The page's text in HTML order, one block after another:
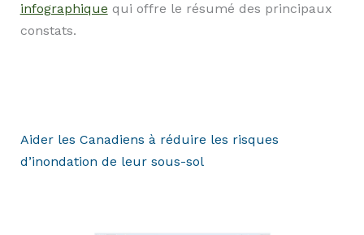
infographique qui offre le résumé des principaux
constats.
Aider les Canadiens à réduire les risques
d’inondation de leur sous-sol